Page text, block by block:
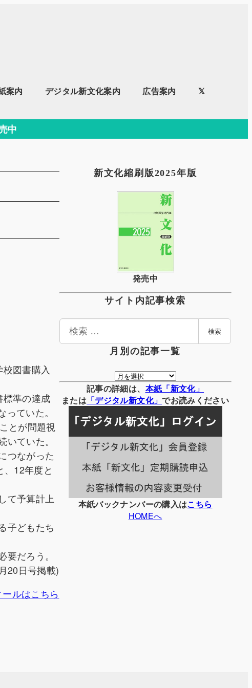
案内 デジタル新文化案内 広告案内 𝕏
中
図書購入
準の達成
ていた。
とが問題視
ていた。
つながった
12年度と
て予算計上
子どもたち
だろう。
20日号掲載)
ルはこちら
新文化縮刷版2025年版
発売中
サイト内記事検索
検
検索
月別の記事一覧
月
別
の
事
一
覧
記事の詳細は、 本紙「新文化」
または 「デジタル新文化」でお読みください
本紙バックナンバーの購入はこちら
HOMEへ